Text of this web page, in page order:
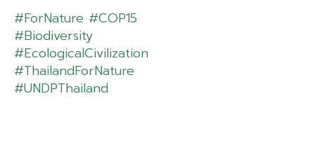
#ForNature #COP15
#Biodiversity
#EcologicalCivilization
#ThailandForNature
#UNDPThailand